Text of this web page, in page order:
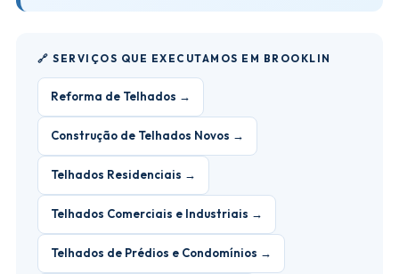
🔗 SERVIÇOS QUE EXECUTAMOS EM BROOKLIN
Reforma de Telhados →
Construção de Telhados Novos →
Telhados Residenciais →
Telhados Comerciais e Industriais →
Telhados de Prédios e Condomínios →